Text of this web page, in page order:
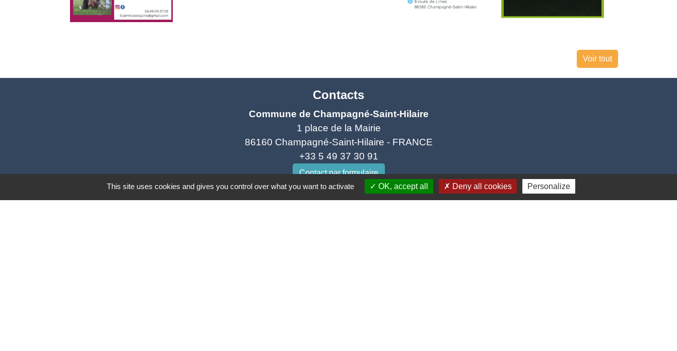
Voir tout
Contacts
Commune de Champagné-Saint-Hilaire
1 place de la Mairie
86160 Champagné-Saint-Hilaire - FRANCE
+33 5 49 37 30 91
Contact par formulaire
Horaires d'ouverture
This site uses cookies and gives you control over what you want to activate OK, accept all Deny all cookies Personalize